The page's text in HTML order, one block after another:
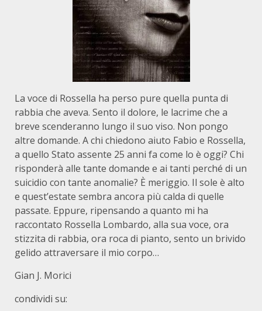
La voce di Rossella ha perso pure quella punta di
rabbia che aveva. Sento il dolore, le lacrime che a
breve scenderanno lungo il suo viso. Non pongo
altre domande. A chi chiedono aiuto Fabio e Rossella,
a quello Stato assente 25 anni fa come lo è oggi? Chi
risponderà alle tante domande e ai tanti perché di un
suicidio con tante anomalie? È meriggio. Il sole è alto
e quest’estate sembra ancora più calda di quelle
passate. Eppure, ripensando a quanto mi ha
raccontato Rossella Lombardo, alla sua voce, ora
stizzita di rabbia, ora roca di pianto, sento un brivido
gelido attraversare il mio corpo…
Gian J. Morici
condividi su: